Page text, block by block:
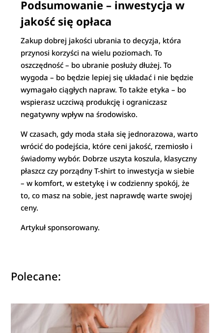
Podsumowanie – inwestycja w
jakość się opłaca
Zakup dobrej jakości ubrania to decyzja, która
przynosi korzyści na wielu poziomach. To
oszczędność – bo ubranie posłuży dłużej. To
wygoda – bo będzie lepiej się układać i nie będzie
wymagało ciągłych napraw. To także etyka – bo
wspierasz uczciwą produkcję i ograniczasz
negatywny wpływ na środowisko.
W czasach, gdy moda stała się jednorazowa, warto
wrócić do podejścia, które ceni jakość, rzemiosło i
świadomy wybór. Dobrze uszyta koszula, klasyczny
płaszcz czy porządny T-shirt to inwestycja w siebie
– w komfort, w estetykę i w codzienny spokój, że
to, co masz na sobie, jest naprawdę warte swojej
ceny.
Artykuł sponsorowany.
Polecane: